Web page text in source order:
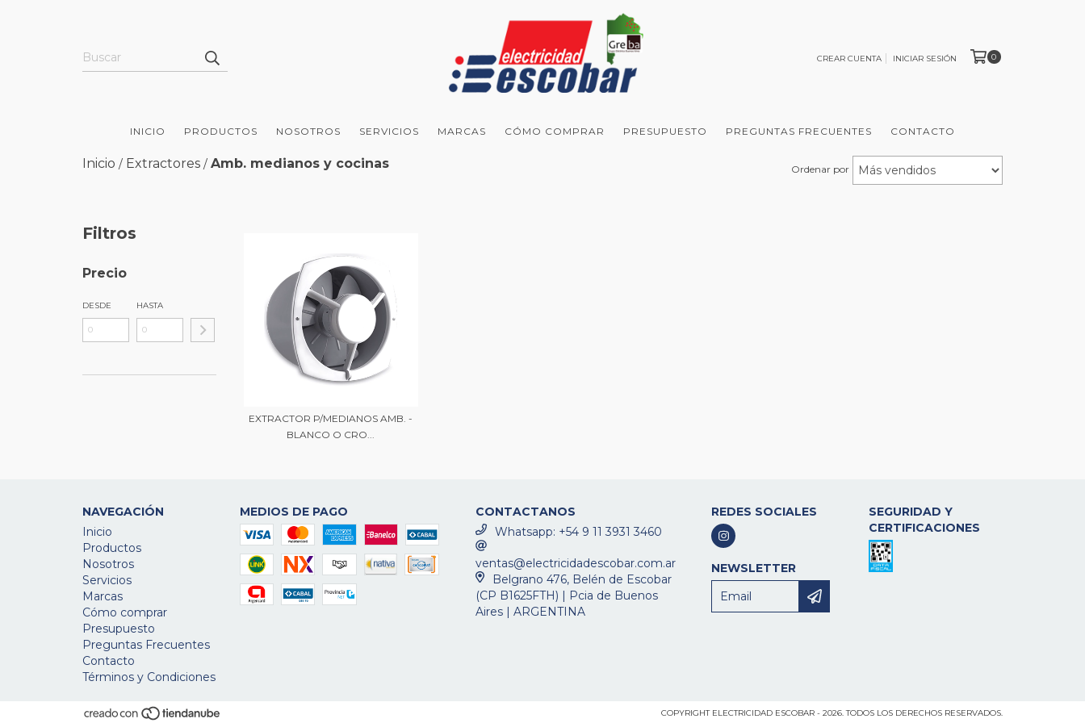
CREAR CUENTA INICIAR SESIÓN 0
INICIO PRODUCTOS NOSOTROS SERVICIOS MARCAS CÓMO COMPRAR PRESUPUESTO PREGUNTAS FRECUENTES CONTACTO
Inicio / Extractores / Amb. medianos y cocinas Ordenar por
Filtros
Precio
DESDE HASTA
EXTRACTOR P/MEDIANOS AMB. -
BLANCO O CRO...
NAVEGACIÓN
Inicio
Productos
Nosotros
Servicios
Marcas
Cómo comprar
Presupuesto
Preguntas Frecuentes
Contacto
Términos y Condiciones
MEDIOS DE PAGO
CONTACTANOS
Whatsapp: +54 9 11 3931 3460
ventas@electricidadescobar.com.ar
Belgrano 476, Belén de Escobar
(CP B1625FTH) | Pcia de Buenos
Aires | ARGENTINA
REDES SOCIALES
NEWSLETTER
SEGURIDAD Y
CERTIFICACIONES
COPYRIGHT ELECTRICIDAD ESCOBAR - 2026. TODOS LOS DERECHOS RESERVADOS.